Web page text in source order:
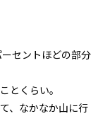
セントほどの部分
とくらい。
、なかなか山に行